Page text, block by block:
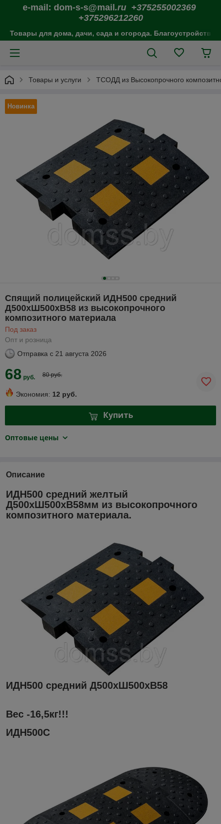
e-mail: dom-s-s@mail .ru +375255002369
+375296212260
Товары для дома, дачи, сада и огорода. Благоустройство
Товары и услуги ТСОДД из Высокопрочного
Новинка
Спящий полицейский ИДН500 средний
Д500хШ500хВ58 из высокопрочного
композитного материала
Под заказ
Опт и розница
Отправка с 21 августа 2026
68 руб. 80 руб.
Экономия: 12 руб.
Купить
Оптовые цены
Описание
ИДН500 средний желтый
Д500хШ500хВ58мм из высокопрочного
композитного материала.
ИДН500 средний Д500хШ500хВ58
Вес -16,5кг!!!
ИДН500С